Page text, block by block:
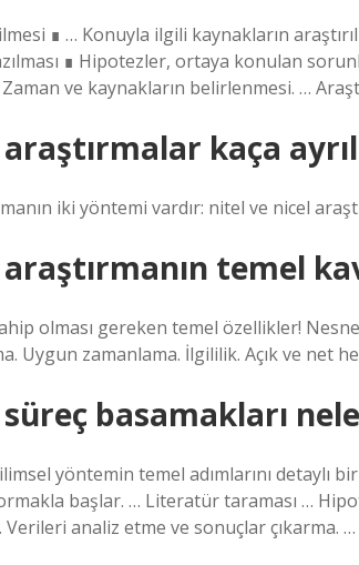
∎ … Konuyla ilgili kaynakların
∎ Hipotezler, ortaya konulan
ve kaynakların belirlenmesi. …
kaça
iki yöntemi vardır: nitel ve nicel
temel
olması gereken temel özellikler!
Uygun zamanlama. İlgililik. Açık ve net
basamakları
yöntemin temel adımlarını detaylı
başlar. … Literatür taraması …
analiz etme ve sonuçlar çıkarma. …